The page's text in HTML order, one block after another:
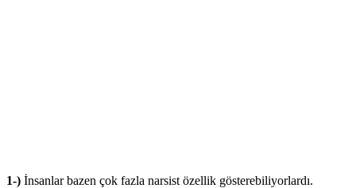
1-) İnsanlar bazen çok fazla narsist özellik gösterebiliyorlardı.